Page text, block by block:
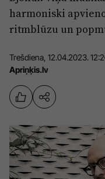
Izglītība
Veselība
Ģimene
Sports
Drošība
Pierīga
harmoniski
ritmblūzu un
Trešdiena, 12.04.2023.
Apriņķis.lv